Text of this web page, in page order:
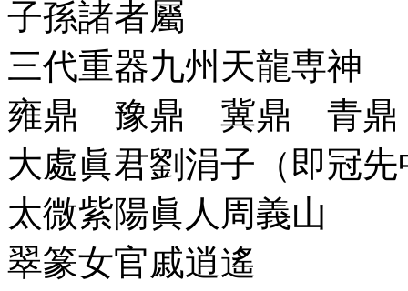
子孫諸者屬
三代重器九州天龍専神
雍鼎 豫鼎 冀鼎 青
大處眞君劉涓子（即冠
太微紫陽眞人周義山
翠篆女官戚逍遙